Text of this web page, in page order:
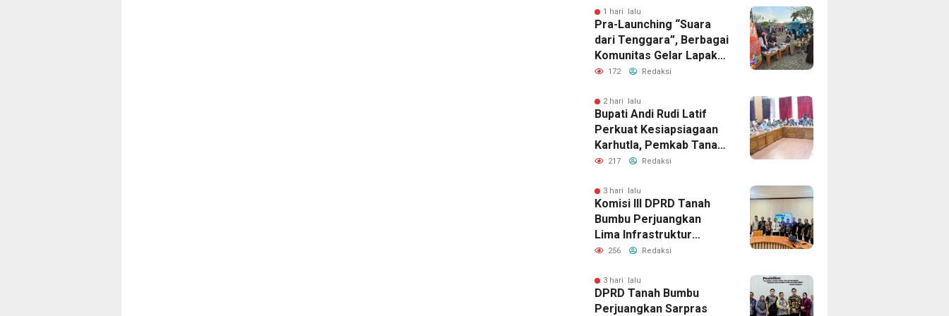
1 hari lalu
Pra-Launching “Suara
dari Tenggara”, Berbagai
Komunitas Gelar Lapak
Baca di Bandara
172 Redaksi
2 hari lalu
Bupati Andi Rudi Latif
Perkuat Kesiapsiagaan
Karhutla, Pemkab Tanah
Bumbu Aktifkan Posko
217 Redaksi
3 hari lalu
Komisi III DPRD Tanah
Bumbu Perjuangkan
Lima Infrastruktur
Strategis ke BPJN XI
256 Redaksi
3 hari lalu
DPRD Tanah Bumbu
Perjuangkan Sarpras